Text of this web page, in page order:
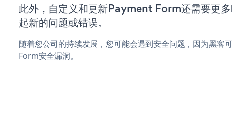
此外，自定义和更新Payment Form还需要更多
起新的问题或错误。
随着您公司的持续发展，您可能会遇到安全问题，因为黑客
Form安全漏洞。